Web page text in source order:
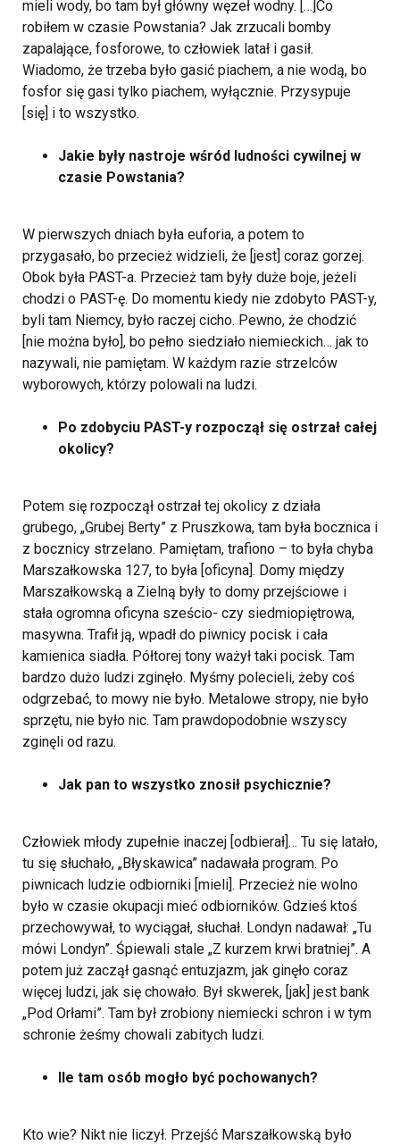
mieli wody, bo tam był główny węzeł wodny. […]Co
robiłem w czasie Powstania? Jak zrzucali bomby
zapalające, fosforowe, to człowiek latał i gasił.
Wiadomo, że trzeba było gasić piachem, a nie wodą, bo
fosfor się gasi tylko piachem, wyłącznie. Przysypuje
[się] i to wszystko.
Jakie były nastroje wśród ludności cywilnej w
czasie Powstania?
W pierwszych dniach była euforia, a potem to
przygasało, bo przecież widzieli, że [jest] coraz gorzej.
Obok była PAST-a. Przecież tam były duże boje, jeżeli
chodzi o PAST-ę. Do momentu kiedy nie zdobyto PAST-y,
byli tam Niemcy, było raczej cicho. Pewno, że chodzić
[nie można było], bo pełno siedziało niemieckich… jak to
nazywali, nie pamiętam. W każdym razie strzelców
wyborowych, którzy polowali na ludzi.
Po zdobyciu PAST-y rozpoczął się ostrzał całej
okolicy?
Potem się rozpoczął ostrzał tej okolicy z działa
grubego, „Grubej Berty” z Pruszkowa, tam była bocznica i
z bocznicy strzelano. Pamiętam, trafiono – to była chyba
Marszałkowska 127, to była [oficyna]. Domy między
Marszałkowską a Zielną były to domy przejściowe i
stała ogromna oficyna sześcio- czy siedmiopiętrowa,
masywna. Trafił ją, wpadł do piwnicy pocisk i cała
kamienica siadła. Półtorej tony ważył taki pocisk. Tam
bardzo dużo ludzi zginęło. Myśmy polecieli, żeby coś
odgrzebać, to mowy nie było. Metalowe stropy, nie było
sprzętu, nie było nic. Tam prawdopodobnie wszyscy
zginęli od razu.
Jak pan to wszystko znosił psychicznie?
Człowiek młody zupełnie inaczej [odbierał]… Tu się latało,
tu się słuchało, „Błyskawica” nadawała program. Po
piwnicach ludzie odbiorniki [mieli]. Przecież nie wolno
było w czasie okupacji mieć odbiorników. Gdzieś ktoś
przechowywał, to wyciągał, słuchał. Londyn nadawał: „Tu
mówi Londyn”. Śpiewali stale „Z kurzem krwi bratniej”. A
potem już zaczął gasnąć entuzjazm, jak ginęło coraz
więcej ludzi, jak się chowało. Był skwerek, [jak] jest bank
„Pod Orłami”. Tam był zrobiony niemiecki schron i w tym
schronie żeśmy chowali zabitych ludzi.
Ile tam osób mogło być pochowanych?
Kto wie? Nikt nie liczył. Przejść Marszałkowską było